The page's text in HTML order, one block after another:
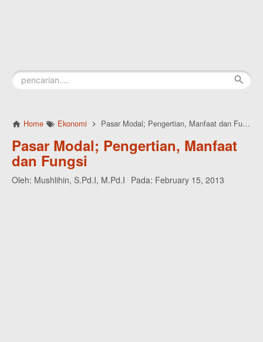
Home Ekonomi Pasar Modal; Pengertian, Manfaat dan Fungsi
Pasar Modal; Pengertian, Manfaat
dan Fungsi
Oleh: Mushlihin, S.Pd.I, M.Pd.I Pada: February 15, 2013